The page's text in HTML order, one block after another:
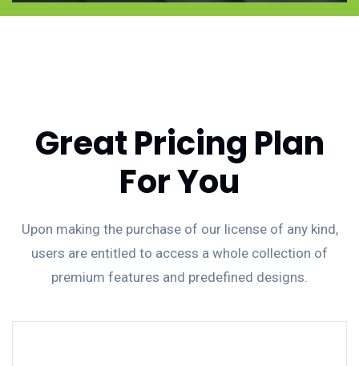
Great Pricing Plan
For You
Upon making the purchase of our license of any kind,
users are entitled to access a whole collection of
premium features and predefined designs.